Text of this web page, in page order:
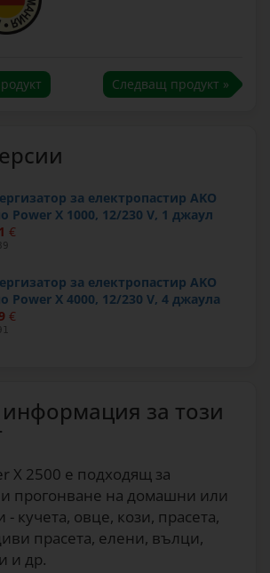
Следващ продукт »
за електропастир AKO
Power X 1000, 12/230 V, 1 джаул
€
за електропастир AKO
Power X 4000, 12/230 V, 4 джаула
€
за този
X 2500 е подходящ за
прогонване на домашни или
кучета, овце, кози, прасета,
прасета, елени, вълци,
и др.